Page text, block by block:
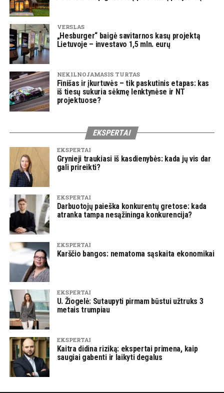
VERSLAS
„Hesburger“ baigė savitarnos kasų projektą
Lietuvoje – investavo 1,5 mln. eurų
NEKILNOJAMASIS TURTAS
Finišas ir įkurtuvės – tik paskutinis etapas: kas
iš tiesų sukuria sėkmę lenktynėse ir NT
projektuose?
EKSPERTAI
EKSPERTAI
Grynieji traukiasi iš kasdienybės: kada jų vis dar
gali prireikti?
EKSPERTAI
Darbuotojų paieška konkurentų gretose: kada
atranka tampa nesąžininga konkurencija?
EKSPERTAI
Karščio bangos: nematoma sąskaita ekonomikai
EKSPERTAI
U. Žiogelė: Sutaupyti pirmam būstui užtruks 3
metais trumpiau
EKSPERTAI
Kaitra didina riziką: ekspertai primena, kaip
saugiai gabenti ir laikyti degalus